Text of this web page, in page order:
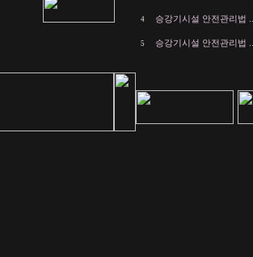
4 승강기시설 안전관리법
5 승강기시설 안전관리법